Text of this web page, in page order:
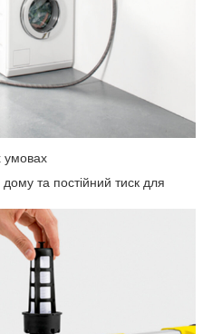
умовах
та постійний тиск для